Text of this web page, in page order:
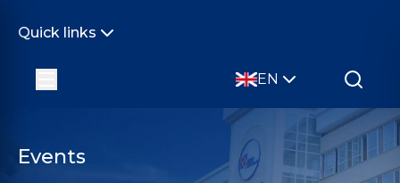
Quick links
EN
Events